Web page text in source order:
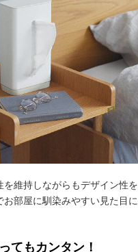
を維持しながらもデザイン性
お部屋に馴染みやすい見た目
てもカンタン！